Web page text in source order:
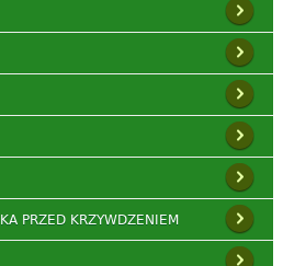
PRZED KRZYWDZENIEM